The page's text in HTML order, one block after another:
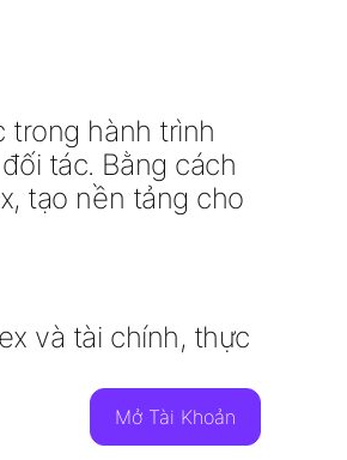
trong hành trình
tác. Bằng cách
tạo nền tảng cho
và tài chính, thực
Mở Tài Khoản